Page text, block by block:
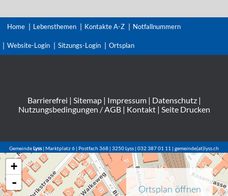
Home Lebensthemen Kontakte A-Z Notfallnummern
Website-Login Sitzungs-Login Ortsplan
Barrierefrei | Sitemap| Impressum| Datenschutz|
Nutzungsbedingungen / AGB| Kontakt| Seite Drucken
GemeindeLyss| Marktplatz 6 | Postfach 368 | 3250 Lyss | 032 387 01 11 | gemeinde(at)lyss.ch